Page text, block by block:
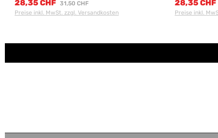
Verkaufspreis:
28,35 CHF Regulärer Preis:
31,50 CHF
Preise inkl. MwSt. zzgl. Versandkosten
Verkaufspreis:
28,35 CHF
Preise inkl.